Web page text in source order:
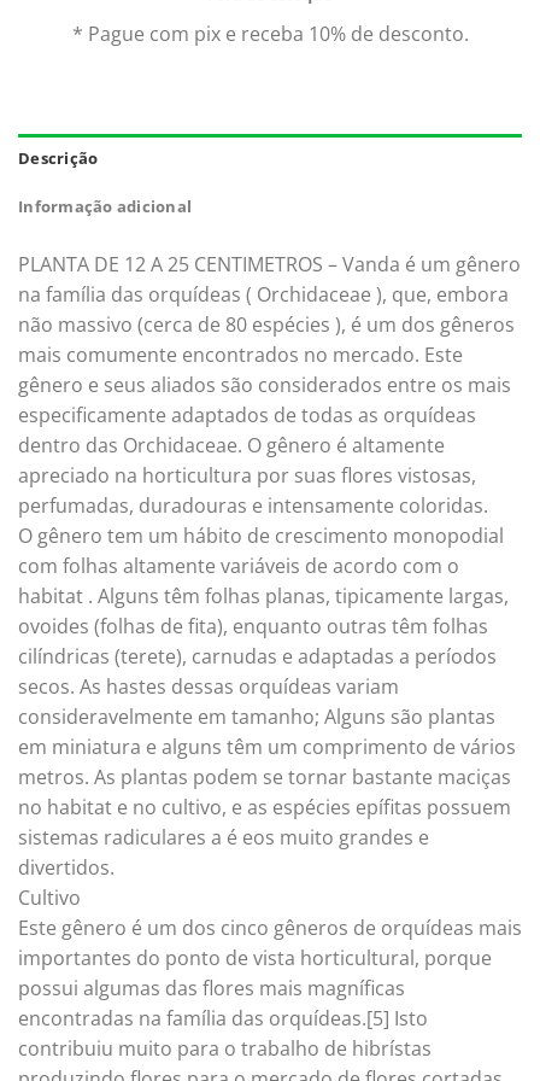
* Pague com pix e receba 10% de desconto.
Descrição
Informação adicional
PLANTA DE 12 A 25 CENTIMETROS – Vanda é um gênero
na família das orquídeas ( Orchidaceae ), que, embora
não massivo (cerca de 80 espécies ), é um dos gêneros
mais comumente encontrados no mercado. Este
gênero e seus aliados são considerados entre os mais
especificamente adaptados de todas as orquídeas
dentro das Orchidaceae. O gênero é altamente
apreciado na horticultura por suas flores vistosas,
perfumadas, duradouras e intensamente coloridas.
O gênero tem um hábito de crescimento monopodial
com folhas altamente variáveis de acordo com o
habitat . Alguns têm folhas planas, tipicamente largas,
ovoides (folhas de fita), enquanto outras têm folhas
cilíndricas (terete), carnudas e adaptadas a períodos
secos. As hastes dessas orquídeas variam
consideravelmente em tamanho; Alguns são plantas
em miniatura e alguns têm um comprimento de vários
metros. As plantas podem se tornar bastante maciças
no habitat e no cultivo, e as espécies epífitas possuem
sistemas radiculares a é eos muito grandes e
divertidos.
Cultivo
Este gênero é um dos cinco gêneros de orquídeas mais
importantes do ponto de vista horticultural, porque
possui algumas das flores mais magníficas
encontradas na família das orquídeas.[5] Isto
contribuiu muito para o trabalho de hibrístas